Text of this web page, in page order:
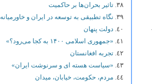
تاثیر بحران‌ها بر حاکمیت
نگاه تطبیقی به توسعه در ایران و خاورمیانه
دولت پنهان
«جمهوری اسلامی ۱۴۰۰ به کجا می‌رود؟»
تجربه افغانستان
«سیاست هسته ای و سرنوشت ایران»
مردم، حکومت، خیابان، میدان